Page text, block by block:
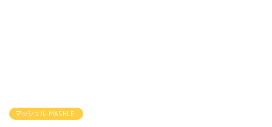
マッシュル-MASHLE-